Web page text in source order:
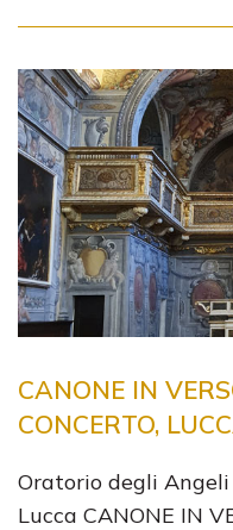
CANONE IN
CONCERTO,
Oratorio degli Angeli
Lucca ​CANONE IN